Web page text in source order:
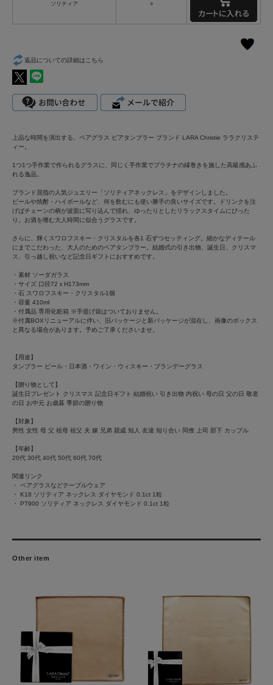
ソリティア ○
返品についての詳細はこちら
上品な時間を演出する、ペアグラス ビアタンブラー ブランド LARA Christie ララクリステ
ィー。
1つ1つ手作業で作られるグラスに、同じく手作業でプラチナの縁巻きを施した高級感あふ
れる逸品。
ブランド屈指の人気ジュエリー「ソリティアネックレス」をデザインしました。
ビールや焼酎・ハイボールなど、何を飲むにも使い勝手の良いサイズです。ドリンクを注
げばチェーンの柄が波面に写り込んで揺れ、ゆったりとしたリラックスタイムにぴった
り。お酒を嗜む大人時間に似合うグラスです。
さらに、輝くスワロフスキー・クリスタルを各1 石ずつセッティング。細かなディテール
にまでこだわった、大人のためのペアタンブラー。結婚式の引き出物、誕生日、クリスマ
ス、引っ越し祝いなど記念日ギフトにおすすめです。
・素材 ソーダガラス
・サイズ 口径72ｘH173mm
・石 スワロフスキー・クリスタル1個
・容量 410ml
・付属品 専用化粧箱 ※手提げ袋はついておりません。
※付属BOXリニューアルに伴い、旧パッケージと新パッケージが混在し、画像のボックス
と異なる場合があります。予めご了承くださいませ。
【用途】
タンブラー ビール・日本酒・ワイン・ウィスキー・ブランデーグラス
【贈り物として】
誕生日プレゼント クリスマス 記念日ギフト 結婚祝い 引き出物 内祝い 母の日 父の日 敬老
の日 お中元 お歳暮 季節の贈り物
【対象】
男性 女性 母 父 祖母 祖父 夫 嫁 兄弟 親戚 知人 友達 知り合い 同僚 上司 部下 カップル
【年齢】
20代 30代 40代 50代 60代 70代
関連リンク
・ ペアグラスなどテーブルウェア
・ K18 ソリティア ネックレス ダイヤモンド 0.1ct 1粒
・ PT900 ソリティア ネックレス ダイヤモンド 0.1ct 1粒
Other item